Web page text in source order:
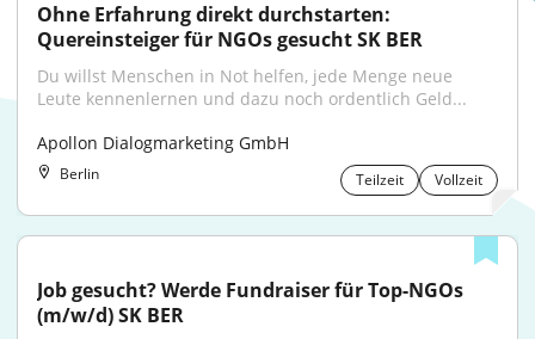
Ohne Erfahrung direkt durchstarten:
Quereinsteiger für NGOs gesucht SK BER
Du willst Menschen in Not helfen, jede Menge neue
Leute kennenlernen und dazu noch ordentlich Geld...
Apollon Dialogmarketing GmbH
Berlin Teilzeit Vollzeit
Job gesucht? Werde Fundraiser für Top-NGOs
(m/w/d) SK BER